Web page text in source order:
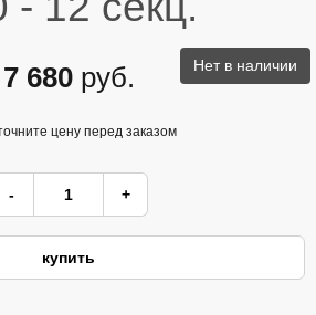
Нет в наличии
7 680руб.
цену перед заказом